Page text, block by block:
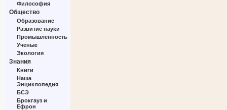
Философия
Общество
Образование
Развитие науки
Промышленность
Ученые
Экология
Знания
Книги
Наша
Энциклопедия
БСЭ
Брокгауз и
Ефрон